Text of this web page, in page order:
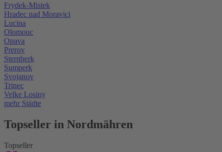
Frydek-Mistek
Hradec nad Moravici
Lucina
Olomouc
Opava
Prerov
Sternberk
Sumperk
Svojanov
Trinec
Velke Losiny
mehr Städte
Topseller in Nordmähren
Topseller